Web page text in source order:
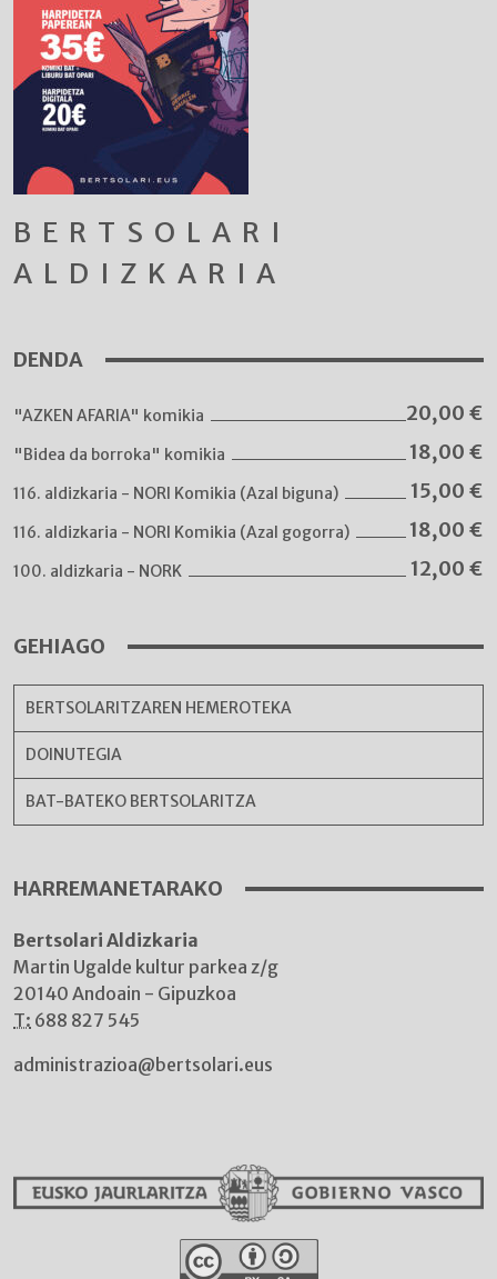
BERTSOLARI
ALDIZKARIA
DENDA
"AZKEN AFARIA" komikia 20,00 €
"Bidea da borroka" komikia 18,00 €
116. aldizkaria - NORI Komikia (Azal biguna) 15,00 €
116. aldizkaria - NORI Komikia (Azal gogorra) 18,00 €
100. aldizkaria - NORK 12,00 €
GEHIAGO
BERTSOLARITZAREN HEMEROTEKA
DOINUTEGIA
BAT-BATEKO BERTSOLARITZA
HARREMANETARAKO
Bertsolari Aldizkaria
Martin Ugalde kultur parkea z/g
20140 Andoain - Gipuzkoa
T: 688 827 545
administrazioa@bertsolari.eus